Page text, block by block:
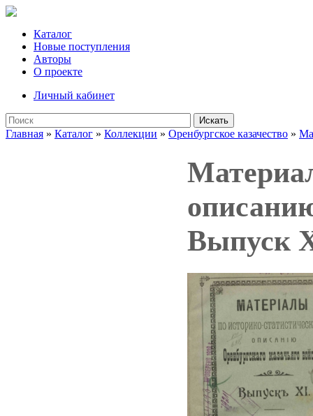
Каталог
Новые поступления
Авторы
О проекте
Личный кабинет
Искать
Главная » Каталог » Коллекции » Оренбургское казачество »
Выпуск